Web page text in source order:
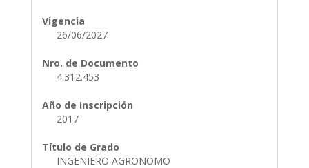
Vigencia
26/06/2027
Nro. de Documento
4.312.453
Año de Inscripción
2017
Título de Grado
INGENIERO AGRONOMO